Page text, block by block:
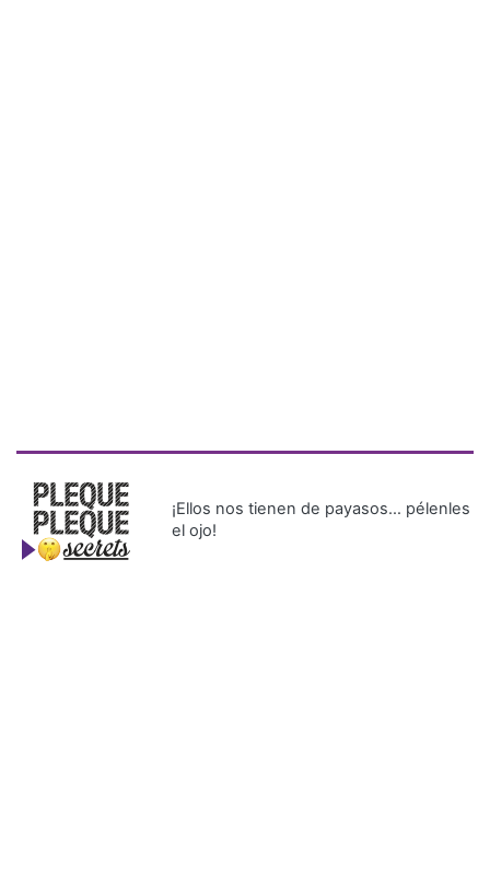
¡Ellos nos tienen de payasos… pélenles
el ojo!